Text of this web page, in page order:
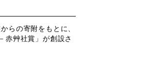
らの寄附をもとに、
赤艸社賞」が創設さ